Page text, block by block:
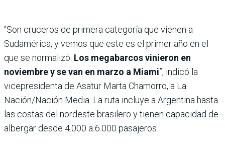
“Son cruceros de primera categoría que vienen a
Sudamérica, y vemos que este es el primer año en el
que se normalizó. Los megabarcos vinieron en
noviembre y se van en marzo a Miami”, indicó la
vicepresidenta de Asatur Marta Chamorro, a La
Nación/Nación Media. La ruta incluye a Argentina hasta
las costas del nordeste brasilero y tienen capacidad de
albergar desde 4.000 a 6.000 pasajeros.